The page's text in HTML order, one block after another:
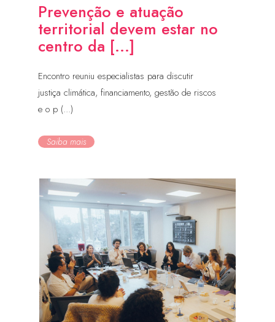
Prevenção e atuação
territorial devem estar no
centro da [...]
Encontro reuniu especialistas para discutir
justiça climática, financiamento, gestão de riscos
e o p (...)
Saiba mais